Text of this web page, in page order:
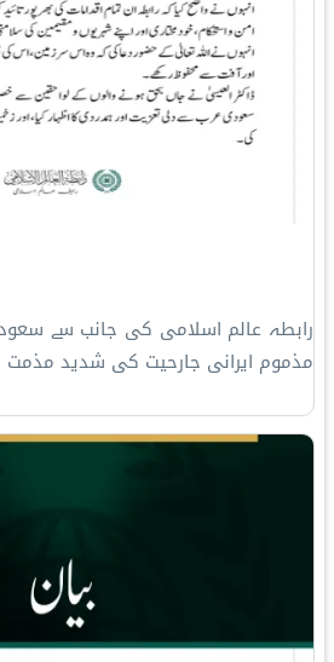
رابطہ عالم اسلامی کی جانب سے
مذموم ایرانی جارحیت کی شدید مذمت